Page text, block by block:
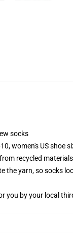
socks
women's US shoe
recycled
the yarn, so socks
you by your local